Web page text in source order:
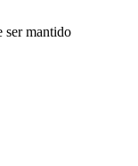
ser mantido